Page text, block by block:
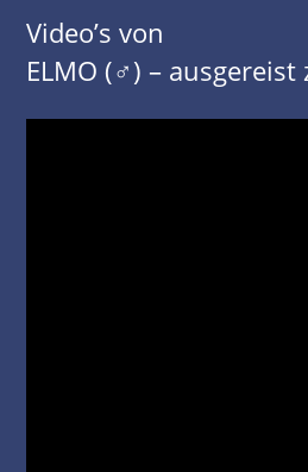
Video’s von
ELMO (♂) – ausgereist